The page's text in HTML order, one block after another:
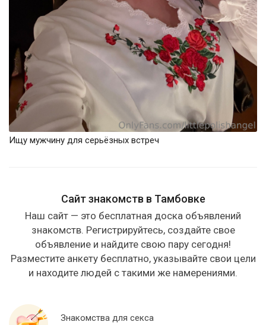
Ищу мужчину для серьёзных встреч
Сайт знакомств в Тамбовке
Наш сайт — это бесплатная доска объявлений
знакомств. Регистрируйтесь, создайте свое
объявление и найдите свою пару сегодня!
Разместите анкету бесплатно, указывайте свои цели
и находите людей с такими же намерениями.
Знакомства для секса